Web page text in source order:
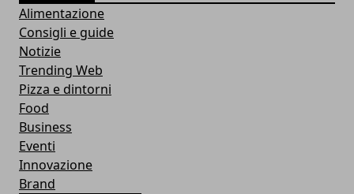
Alimentazione
Consigli e guide
Notizie
Trending Web
Pizza e dintorni
Food
Business
Eventi
Innovazione
Brand